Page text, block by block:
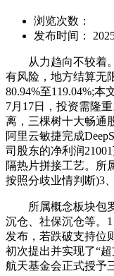
浏览次数：
发布时间：
从力趋向不较着。
有风险，地方结算无
80.94%至119.04%;
7月17日，投资需隆
离，三棵树十大畅通
阿里云敏捷完成
司股东的净利润
隔热片拼接工艺。所
按照分歧业情判断)3
所属概念板块包罗
沉仓、社保沉仓等。
发布，若跌破支持位
初次提出并实现了“
航天基金会正式授予